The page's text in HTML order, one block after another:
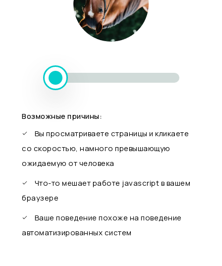
Возможные причины:
Вы просматриваете страницы и кликаете
со скоростью, намного превышающую
ожидаемую от человека
Что-то мешает работе javascript в вашем
браузере
Ваше поведение похоже на поведение
автоматизированных систем